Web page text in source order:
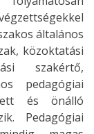
általános
közoktatási
szakértő,
pedagógiai
és önálló
Pedagógiai